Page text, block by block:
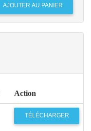
Action
TÉLÉCHARGER